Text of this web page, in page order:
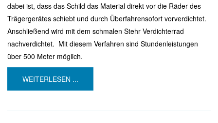
dabei ist, dass das Schild das Material direkt vor die Räder des
Trägergerätes schiebt und durch Überfahrensofort vorverdichtet.
Anschließend wird mit dem schmalen Stehr Verdichterrad
nachverdichtet. Mit diesem Verfahren sind Stundenleistungen
über 500 Meter möglich.
WEITERLESEN ...